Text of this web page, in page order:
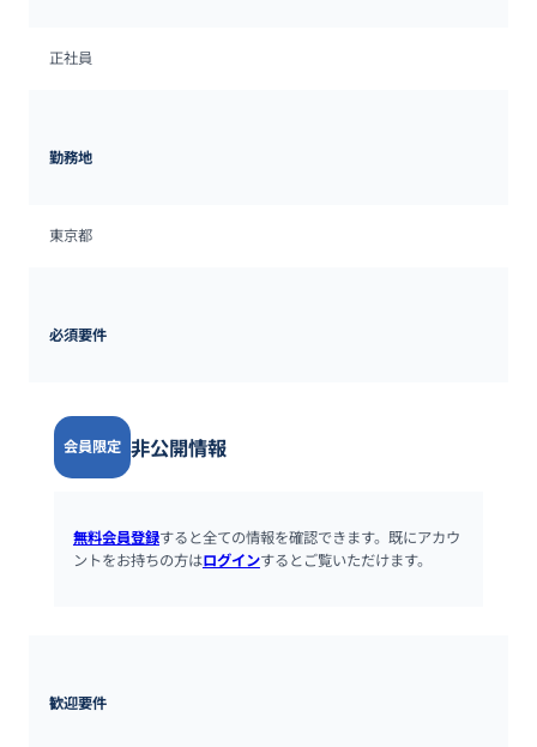
正社員
勤務地
東京都
必須要件
会員限定 非公開情報
無料会員登録すると全ての情報を確認できます。既にアカウ
ントをお持ちの方はログインするとご覧いただけます。
歓迎要件